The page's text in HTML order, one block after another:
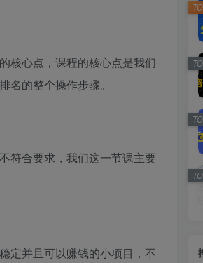
核心点，课程的核心点是我们
的整个操作步骤。
符合要求，我们这一节课主要
定并且可以赚钱的小项目，不